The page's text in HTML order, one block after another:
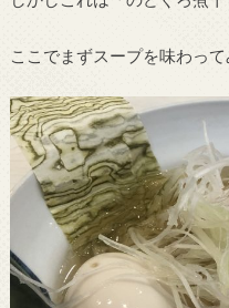
ここでまずスープを味わっ